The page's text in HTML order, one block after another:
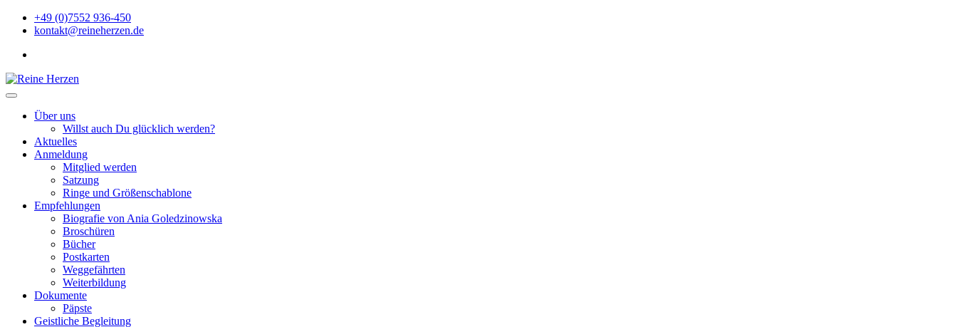
Inhalten
+49 (0)7552 936-450
kontakt@reineherzen.de
Reine Herzen
Über uns
Willst auch Du glücklich werden?
Aktuelles
Anmeldung
Mitglied werden
Satzung
Ringe und Größenschablone
Empfehlungen
Biografie von Ania Goledzinowska
Broschüren
Bücher
Postkarten
Weggefährten
Weiterbildung
Dokumente
Päpste
Geistliche Begleitung